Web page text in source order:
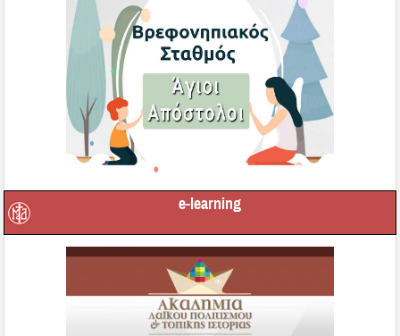
e-learning